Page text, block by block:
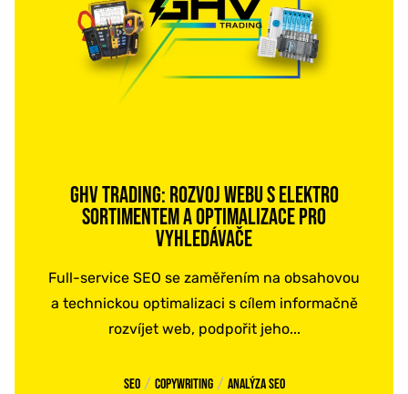
GHV TRADING: ROZVOJ WEBU S ELEKTRO
SORTIMENTEM A OPTIMALIZACE PRO
VYHLEDÁVAČE
Full-service SEO se zaměřením na obsahovou
a technickou optimalizaci s cílem informačně
rozvíjet web, podpořit jeho...
SEO / Copywriting / Analýza SEO